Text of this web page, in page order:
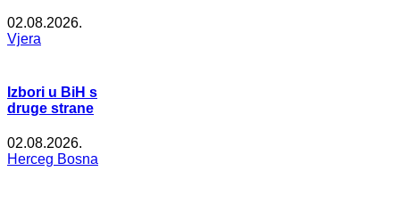
02.08.2026.
Vjera
Izbori u BiH s
druge strane
02.08.2026.
Herceg Bosna